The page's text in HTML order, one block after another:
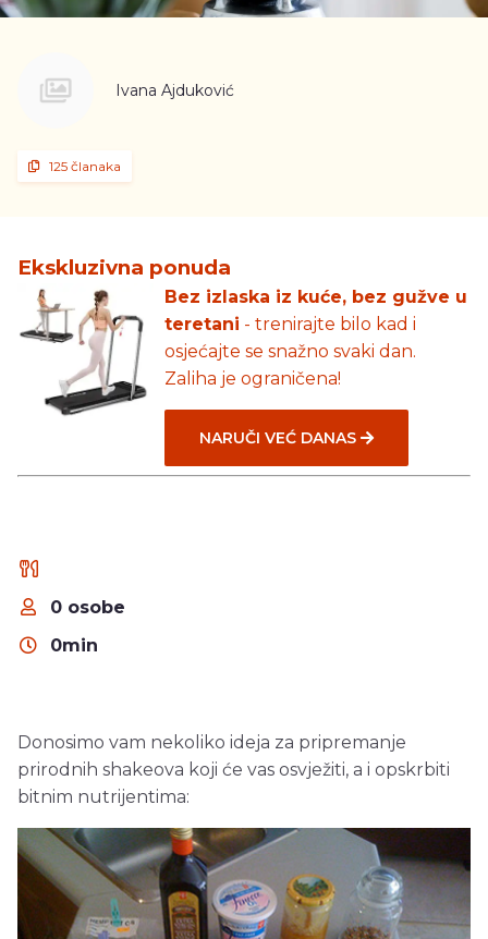
Ivana Ajduković
125 članaka
Ekskluzivna ponuda
Bez izlaska iz kuće, bez gužve u
teretani - trenirajte bilo kad i
osjećajte se snažno svaki dan.
Zaliha je ograničena!
NARUČI VEĆ DANAS
0 osobe
0min
Donosimo vam nekoliko ideja za pripremanje
prirodnih shakeova koji će vas osvježiti, a i opskrbiti
bitnim nutrijentima: